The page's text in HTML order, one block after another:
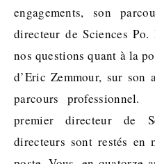
engagements, son
directeur de Sciences
nos questions quant à la
d’Eric Zemmour, sur son
parcours
premier directeur de
directeurs sont restés en